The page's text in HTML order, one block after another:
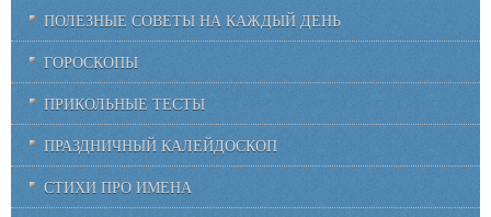
ПОЛЕЗНЫЕ СОВЕТЫ НА КАЖДЫЙ ДЕНЬ
ГОРОСКОПЫ
ПРИКОЛЬНЫЕ ТЕСТЫ
ПРАЗДНИЧНЫЙ КАЛЕЙДОСКОП
СТИХИ ПРО ИМЕНА